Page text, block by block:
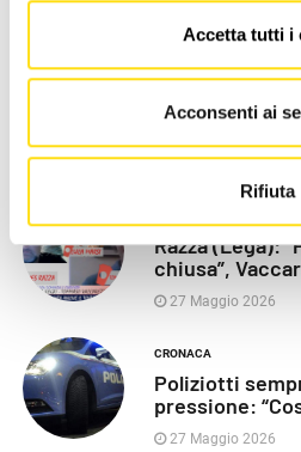
Accetta tutti i
Acconsenti ai
Rifiuta
LE PIÙ RECENTI
Razza (Lega):
chiusa”,
27 Maggio 2026
CRONACA
Poliziotti
pressione:
27 Maggio 2026